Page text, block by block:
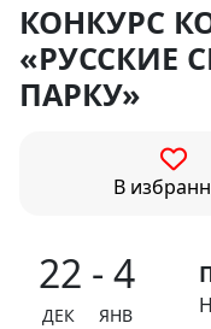
КОНКУРС
«РУССКИЕ
ПАРКУ»
В
22 - 4
ДЕК ЯНВ